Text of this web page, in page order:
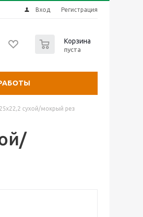
Вход Регистрация
Корзина
пуста
сухой/мокрый рез